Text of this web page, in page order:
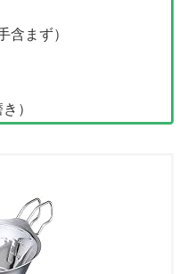
含まず）
）